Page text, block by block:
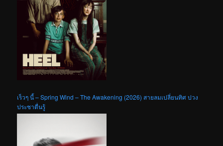
เร็วๆ นี้ – Spring Wind – The Awakening (2026) สายลมเปลี่ยนทิศ ปวง
ประชาตื่นรู้